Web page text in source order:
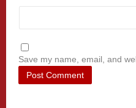
Save my name, email, and